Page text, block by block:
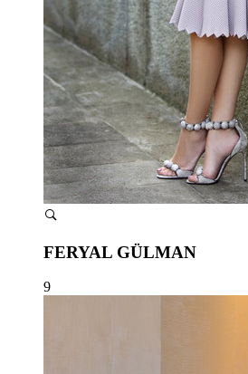
FERYAL GÜLMAN
9